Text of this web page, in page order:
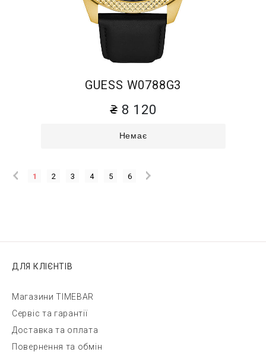
GUESS W0788G3
8 120
Немає
1 2 3 4 5 6
ДЛЯ КЛІЄНТІВ
Магазини TIMEBAR
Сервіс та гарантії
Доставка та оплата
Повернення та обмін